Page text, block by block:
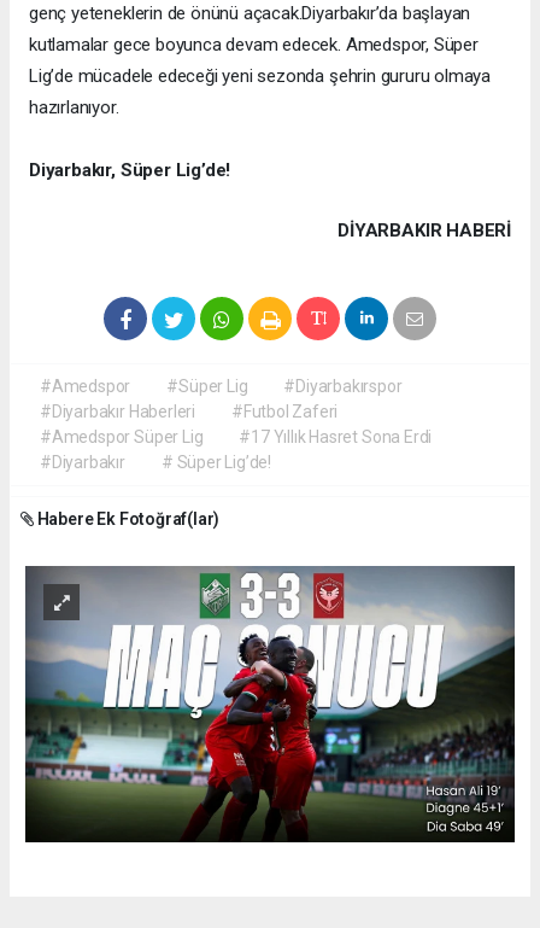
genç yeteneklerin de önünü açacak.Diyarbakır’da başlayan
kutlamalar gece boyunca devam edecek. Amedspor, Süper
Lig’de mücadele edeceği yeni sezonda şehrin gururu olmaya
hazırlanıyor.
Diyarbakır, Süper Lig’de!
DIYARBAKIR HABERİ
#Amedspor #Süper Lig
#Diyarbakırspor
#Diyarbakır Haberleri
#Futbol Zaferi
#Amedspor Süper Lig
#17 Yıllık Hasret Sona Erdi
#Diyarbakır
# Süper Lig’de!
Habere Ek Fotoğraf(lar)